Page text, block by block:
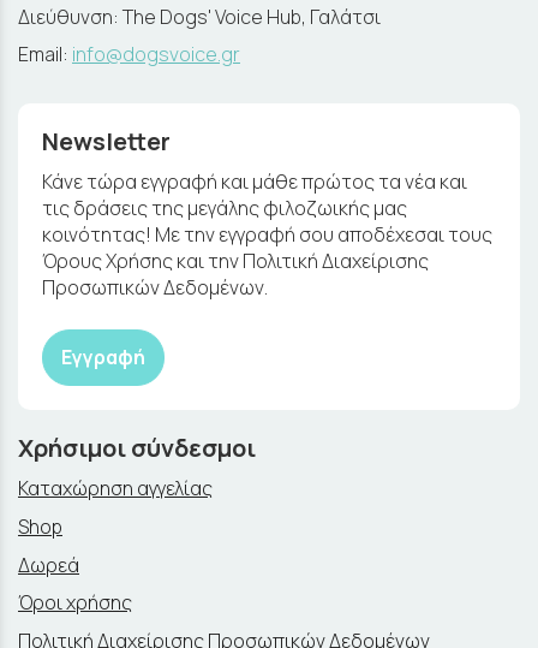
Διεύθυνση: The Dogs' Voice Hub, Γαλάτσι
Email: info@dogsvoice.gr
Newsletter
Κάνε τώρα εγγραφή και μάθε πρώτος τα νέα και
τις δράσεις της μεγάλης φιλοζωικής μας
κοινότητας! Με την εγγραφή σου αποδέχεσαι τους
Όρους Χρήσης και την Πολιτική Διαχείρισης
Προσωπικών Δεδομένων.
Εγγραφή
Χρήσιμοι σύνδεσμοι
Καταχώρηση αγγελίας
Shop
Δωρεά
Όροι χρήσης
Πολιτική Διαχείρισης Προσωπικών Δεδομένων